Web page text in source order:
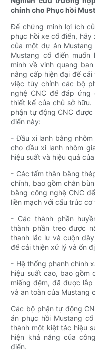
chỉnh cho Phục hồi
Để chứng minh lợi ích
phục hồi xe cổ điển,
của một dự án
Mustang cổ điển muốn
mình về vinh quang
nâng cấp hiện đại để cải
việc tùy chỉnh các bộ
nghệ CNC để đáp
thiết kế của chủ sở
phận tự động CNC
điển này:
- Đầu xi lanh bằng nhôm
cho đầu xi lanh nhôm
hiệu suất và hiệu quả
- Các tấm thân bằng
chỉnh, bao gồm chắn
bằng công nghệ CNC
liền mạch với cấu trúc cơ
- Các thành phần
thành phần treo được
thanh lắc lư và cuộn
để cải thiện xử lý và ổn
- Hệ thống phanh chính
hiệu suất cao, bao gồm
miếng đệm, đã được
và an toàn của Mustang
Các bộ phận tự động
án phục hồi Mustang
thành một kiệt tác hiệu
hiện khả năng của
điển.